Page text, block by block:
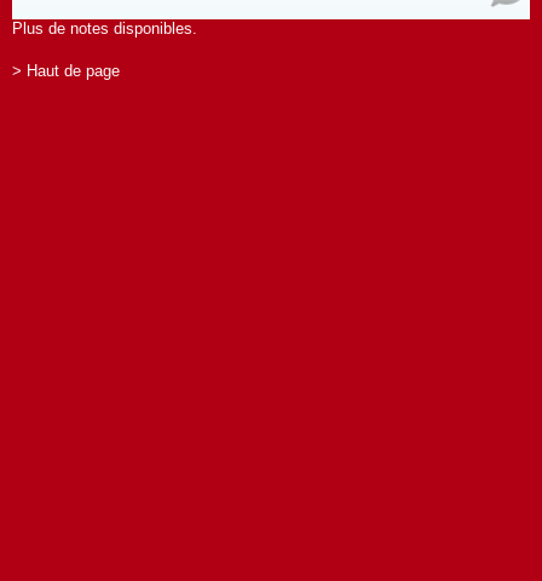
Plus de notes disponibles.
> Haut de page